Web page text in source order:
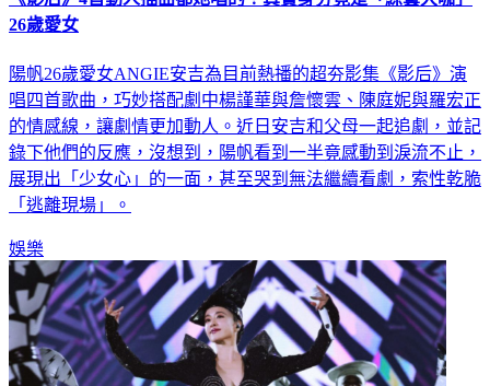
《影后》4首動人插曲都她唱的！真實身分竟是「綜藝大咖」
陽帆26歲愛女ANGIE安吉為目前熱播的超夯影集《影后》演
唱四首歌曲，巧妙搭配劇中楊謹華與詹懷雲、陳庭妮與羅宏正
的情感線，讓劇情更加動人。近日安吉和父母一起追劇，並記
錄下他們的反應，沒想到，陽帆看到一半竟感動到淚流不止，
展現出「少女心」的一面，甚至哭到無法繼續看劇，索性乾脆
娛樂